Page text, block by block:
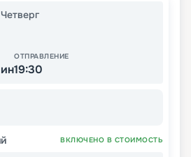
Четверг
ОТПРАВЛЕНИЕ
19:30
ВКЛЮЧЕНО В СТОИМОСТЬ